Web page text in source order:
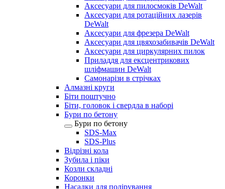
Аксесуари для пилосмоків DeWalt
Аксесуари для ротаційних лазерів
DeWalt
Аксесуари для фрезера DeWalt
Аксесуари для цвяхозабивачів DeWalt
Аксесуари для циркулярних пилок
Приладдя для ексцентрикових
шліфмашин DeWalt
Самонарізи в стрічках
Алмазні круги
Біти поштучно
Біти, головок і свердла в наборі
Бури по бетону
Бури по бетону
SDS-Max
SDS-Plus
Відрізні кола
Зубила і піки
Козли складні
Коронки
Насадки для полірування